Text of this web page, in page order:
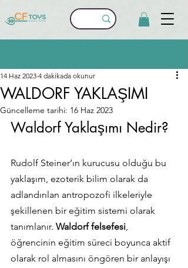
WALDORF YAKLAŞIMI
14 Haz 2023 4 dakikada okunur
Güncelleme tarihi: 16 Haz 2023
Waldorf Yaklaşımı Nedir?
Rudolf Steiner’ın kurucusu olduğu bu
yaklaşım, ezoterik bilim olarak da
adlandırılan antropozofi ilkeleriyle
şekillenen bir eğitim sistemi olarak
tanımlanır. Waldorf felsefesi,
öğrencinin eğitim süreci boyunca aktif
olarak rol almasını öngören bir anlayışı